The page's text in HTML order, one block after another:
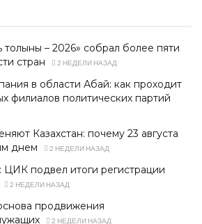
– 2026» собрал более пяти
стран
2 НЕДЕЛИ НАЗАД
в области Абай: как проходит
филиалов политических партий
Казахстан: почему 23 августа
днем
2 НЕДЕЛИ НАЗАД
ЦИК подвел итоги регистрации
2 НЕДЕЛИ НАЗАД
продвижения
2 НЕДЕЛИ НАЗАД